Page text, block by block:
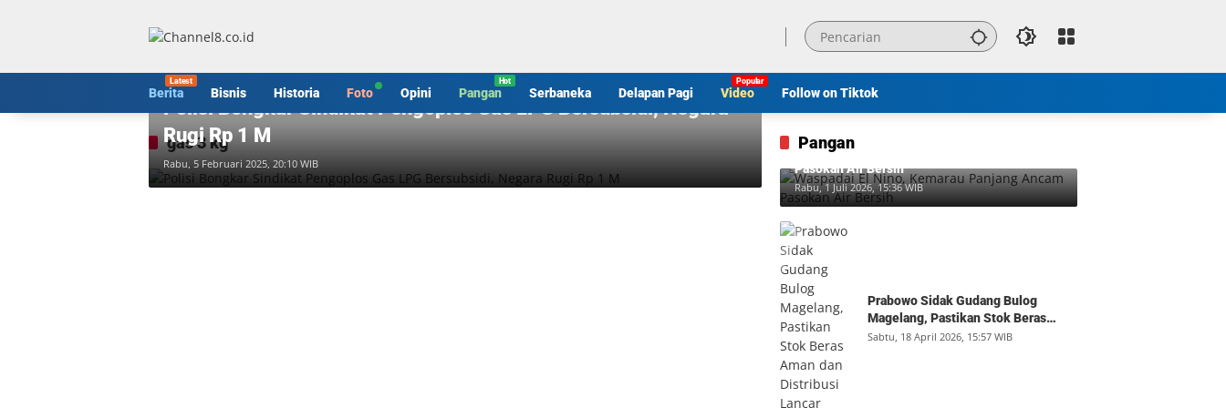
Berita Bisnis Historia Foto Opini Pangan Serbaneka Delapan Pagi Video Follow on Tiktok
gas 3 kg
Berita
Polisi Bongkar Sindikat Pengoplos Gas LPG Bersubsidi, Negara
Rugi Rp 1 M
Rabu, 5 Februari 2025, 20:10 WIB
Pangan
Waspadai El Nino, Kemarau Panjang Ancam
Pasokan Air Bersih
Rabu, 1 Juli 2026, 15:36 WIB
Prabowo Sidak Gudang Bulog
Magelang, Pastikan Stok Beras
Aman dan Distribusi Lancar
Sabtu, 18 April 2026, 15:57 WIB